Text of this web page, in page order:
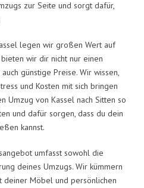
zur Seite und sorgt dafür,
legen wir großen Wert auf
wir dir nicht nur einen
günstige Preise. Wir wissen,
und Kosten mit sich bringen
Umzug von Kassel nach Sitten so
und dafür sorgen, dass du dein
kannst.
umfasst sowohl die
deines Umzugs. Wir kümmern
deiner Möbel und persönlichen